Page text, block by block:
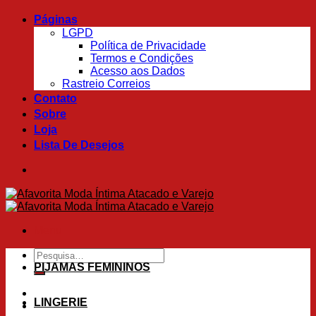
Skip
Páginas
LGPD
Política de Privacidade
Termos e Condições
Acesso aos Dados
Rastreio Correios
Contato
Sobre
Loja
Lista De Desejos
Pesquisar
por:
PIJAMAS FEMININOS
LINGERIE